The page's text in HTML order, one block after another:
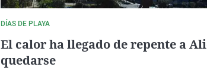
DÍAS DE PLAYA
El calor ha llegado de repente a
quedarse